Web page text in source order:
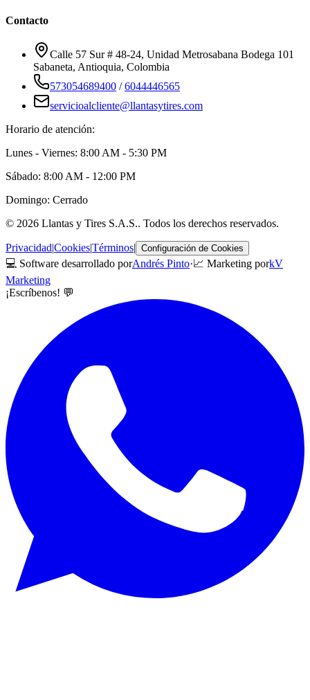
Contacto
Calle 57 Sur # 48-24, Unidad Metrosabana Bodega 101
Sabaneta, Antioquia, Colombia
573054689400 /6044446565
servicioalcliente@llantasytires.com
Horario de atención:
Lunes - Viernes: 8:00 AM - 5:30 PM
Sábado: 8:00 AM - 12:00 PM
Domingo: Cerrado
© 2026 Llantas y Tires S.A.S.. Todos los derechos reservados.
Privacidad|Cookies|Términos| Configuración de Cookies
💻 Software desarrollado porAndrés Pinto·📈 Marketing porkV
Marketing
¡Escríbenos! 💬